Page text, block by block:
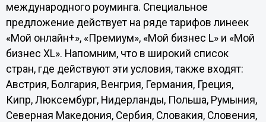
международного роуминга. Специальное
предложение действует на ряде тарифов линеек
«Мой онлайн+», «Премиум», «Мой бизнес L» и «Мой
бизнес XL». Напомним, что в широкий список
стран, где действуют эти условия, также входят:
Австрия, Болгария, Венгрия, Германия, Греция,
Кипр, Люксембург, Нидерланды, Польша, Румыния,
Северная Македония, Сербия, Словакия, Словения,